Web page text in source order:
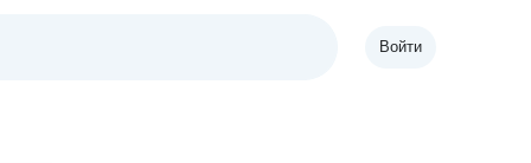
Войти